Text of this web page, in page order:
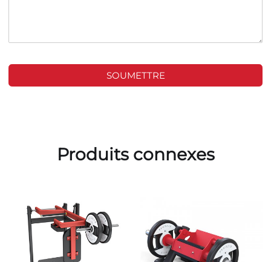
SOUMETTRE
Produits connexes